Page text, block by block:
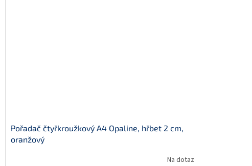
Pořadač čtyřkroužkový A4 Opaline, hřbet 2 cm,
oranžový
Na dotaz